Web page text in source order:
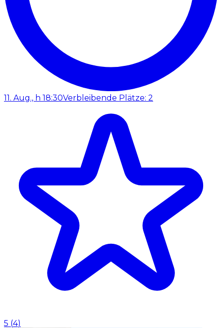
11. Aug., h 18:30Verbleibende Plätze: 2
5 (4)